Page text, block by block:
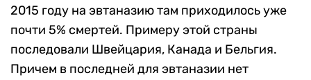
2015 году на эвтаназию там приходилось уже
почти 5% смертей. Примеру этой страны
последовали Швейцария, Канада и Бельгия.
Причем в последней для эвтаназии нет